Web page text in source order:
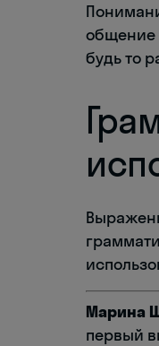
общение
будь то
Марина
первый